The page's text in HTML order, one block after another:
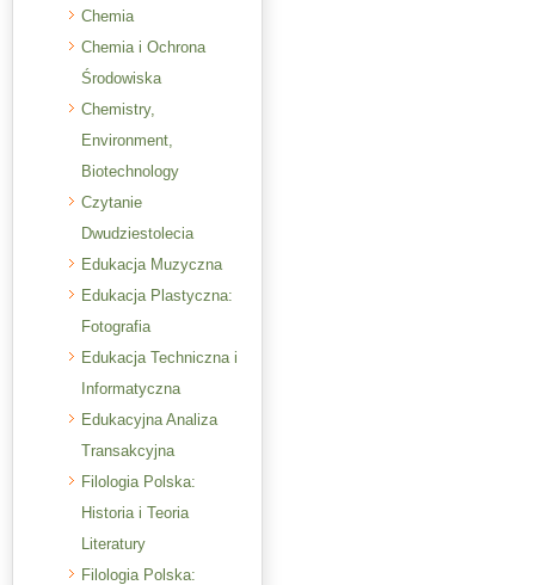
Chemia
Chemia i Ochrona
Środowiska
Chemistry,
Environment,
Biotechnology
Czytanie
Dwudziestolecia
Edukacja Muzyczna
Edukacja Plastyczna:
Fotografia
Edukacja Techniczna i
Informatyczna
Edukacyjna Analiza
Transakcyjna
Filologia Polska:
Historia i Teoria
Literatury
Filologia Polska: